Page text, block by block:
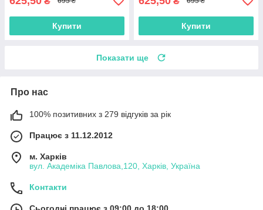
Купити Купити
Показати ще
Про нас
100% позитивних з 279 відгуків за рік
Працює з 11.12.2012
м. Харків
вул. Академіка Павлова,120, Харків, Україна
Контакти